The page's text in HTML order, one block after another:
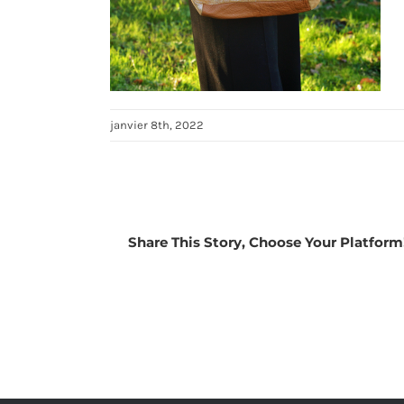
janvier 8th, 2022
Share This Story, Choose Your